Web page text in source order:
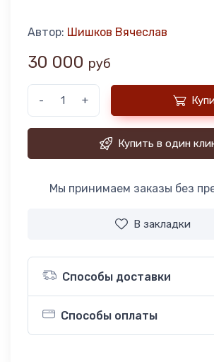
Автор: Шишков Вячеслав
30 000 руб
- +
Купить в один
Мы принимаем заказы без
В закладки
Способы доставки
Способы оплаты